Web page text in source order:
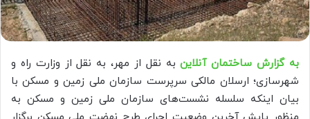
به گزارش ساختمان آنلاینبه نقل از مهر، به نقل از وزارت راه و
شهرسازی؛ ارسلان مالکی سرپرست سازمان ملی زمین و مسکن با
بیان اینکه سلسله نشست‌های سازمان ملی زمین و مسکن به